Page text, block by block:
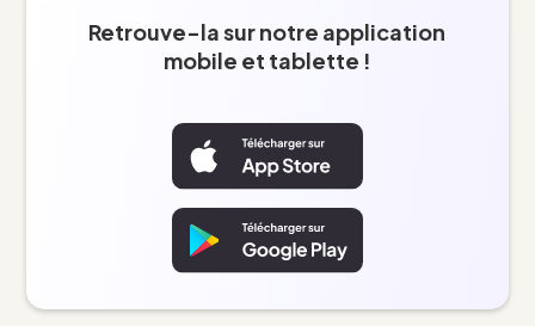
Retrouve-la sur notre application
mobile et tablette !